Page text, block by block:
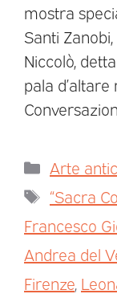
mostra
Santi
Niccolò,
pala
Arte
“Sacra
Francesco
Andrea del
Firenze